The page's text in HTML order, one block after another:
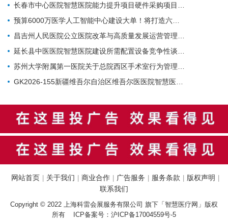
长春市中心医院智慧医院能力提升项目硬件采购项目招标公告
预算6000万医学人工智能中心建设大单！将打造六大核心体系
昌吉州人民医院公立医院改革与高质量发展运营管理-智慧医院-城南院区手术室智能行为管理系统项目公开招标公告
延长县中医医院智慧医院建设所需配置设备竞争性谈判公告
苏州大学附属第一医院关于总院西区手术室行为管理系统的招标公告
GK2026-155新疆维吾尔自治区维吾尔医医院智慧医院建设项目公开招标公告
网站首页 关于我们 商业合作 广告服务 服务条款 版权声明
联系我们
Copyright © 2022 上海科雷会展服务有限公司 旗下「智慧医疗网」版权
所有 ICP备案号： 沪ICP备17004559号-5